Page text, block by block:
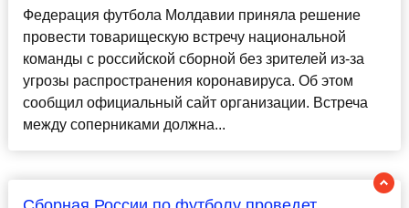
Федерация футбола Молдавии приняла решение
провести товарищескую встречу национальной
команды с российской сборной без зрителей из-за
угрозы распространения коронавируса. Об этом
сообщил официальный сайт организации. Встреча
между соперниками должна...